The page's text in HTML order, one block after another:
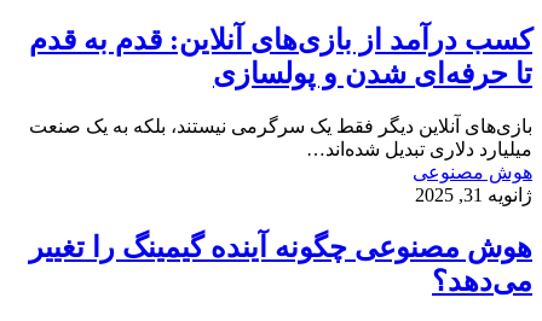
کسب درآمد از بازی‌های آنلاین: قدم به قدم
تا حرفه‌ای شدن و پولسازی
بازی‌های آنلاین دیگر فقط یک سرگرمی نیستند، بلکه به یک صنعت
میلیارد دلاری تبدیل شده‌اند…
هوش مصنوعی
ژانویه 31, 2025
هوش مصنوعی چگونه آینده گیمینگ را تغییر
می‌دهد؟